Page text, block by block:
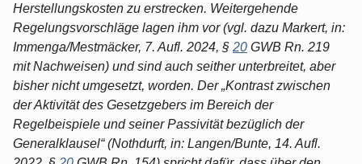
Herstellungskosten zu erstrecken. Weitergehende
Regelungsvorschläge lagen ihm vor (vgl. dazu Markert, in:
Immenga/Mestmäcker, 7. Aufl. 2024, § 20 GWB Rn. 219
mit Nachweisen) und sind auch seither unterbreitet, aber
bisher nicht umgesetzt, worden. Der „Kontrast zwischen
der Aktivität des Gesetzgebers im Bereich der
Regelbeispiele und seiner Passivität bezüglich der
Generalklausel“ (Nothdurft, in: Langen/Bunte, 14. Aufl.